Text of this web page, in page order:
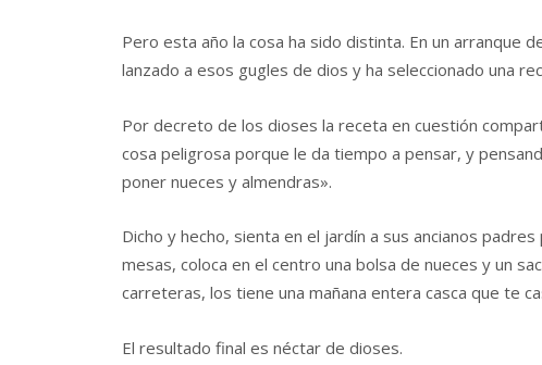
Pero esta año la cosa ha sido distinta. En un arranque
lanzado a esos gugles de dios y ha seleccionado una
Por decreto de los dioses la receta en cuestión
cosa peligrosa porque le da tiempo a pensar, y
poner nueces y almendras».
Dicho y hecho, sienta en el jardín a sus ancianos
mesas, coloca en el centro una bolsa de nueces y un
carreteras, los tiene una mañana entera casca que te
El resultado final es néctar de dioses.